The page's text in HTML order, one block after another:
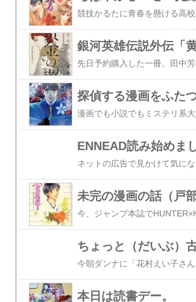
銀河英雄伝説外伝「
ENNEAD読み始めま
未完の漫画の話（戸
本日は読書デー。